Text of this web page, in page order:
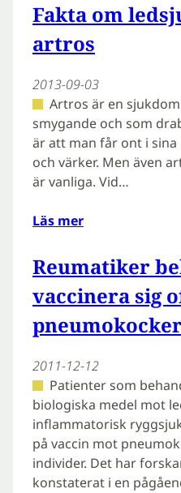
Fakta om
artros
2013-09-03
Artros är en
smygande och som
är att man får ont i
och värker. Men även
är vanliga. Vid…
Läs mer
Reumatiker
vaccinera sig
2011-12-12
Patienter som
biologiska medel mot
inflammatorisk
på vaccin mot
individer. Det har
konstaterat i en